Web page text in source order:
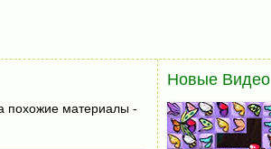
похожие материалы -
Новые Видео